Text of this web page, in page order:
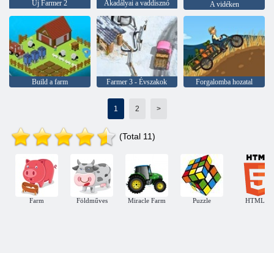
Új Farmer 2 Akadályai a vaddisznó A vidéken
Build a farm Farmer 3 - Évszakok Forgalomba hozatal
1 2 >
(Total 11)
Farm Földműves Miracle Farm Puzzle HTML5